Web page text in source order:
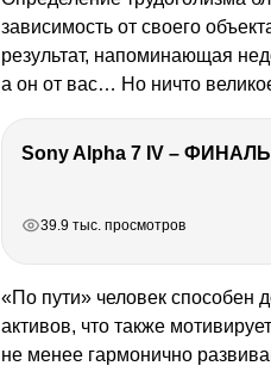
зависимость от своего
результат, напоминающая
а он от вас… Но ничто
Sony Alpha 7 IV –
39.9 тыс. просмотров
«По пути» человек способен
активов, что также
не менее гармонично